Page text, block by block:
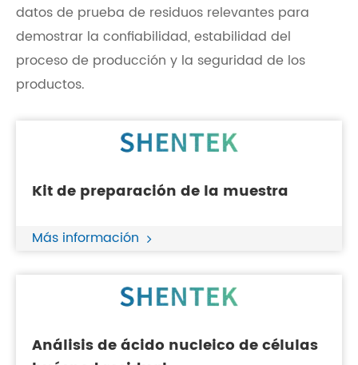
datos de prueba de residuos relevantes para
demostrar la confiabilidad, estabilidad del
proceso de producción y la seguridad de los
productos.
Kit de preparación de la muestra
Más información
Análisis de ácido nucleico de células